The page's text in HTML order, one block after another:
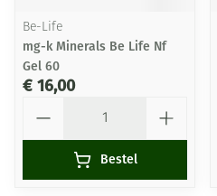
Be-Life
mg-k Minerals Be Life Nf
Gel 60
€ 16,00
Bestel